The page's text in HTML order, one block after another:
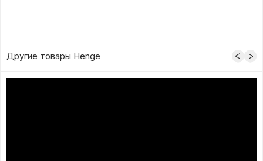
Другие товары Henge